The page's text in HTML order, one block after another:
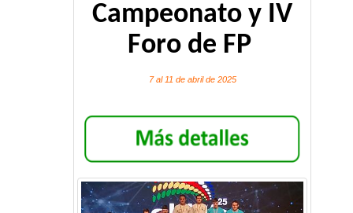
Campeonato y IV
Foro de FP
7 al 11 de abril de 2025